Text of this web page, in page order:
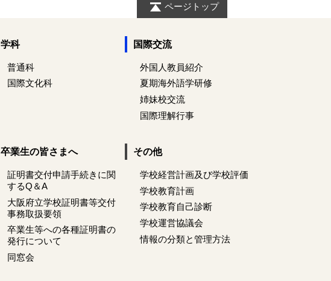
ページトップ
学科
普通科
国際文化科
国際交流
外国人教員紹介
夏期海外語学研修
姉妹校交流
国際理解行事
卒業生の皆さまへ
証明書交付申請手続きに関
するQ＆A
大阪府立学校証明書等交付
事務取扱要領
卒業生等への各種証明書の
発行について
同窓会
その他
学校経営計画及び学校評価
学校教育計画
学校教育自己診断
学校運営協議会
情報の分類と管理方法